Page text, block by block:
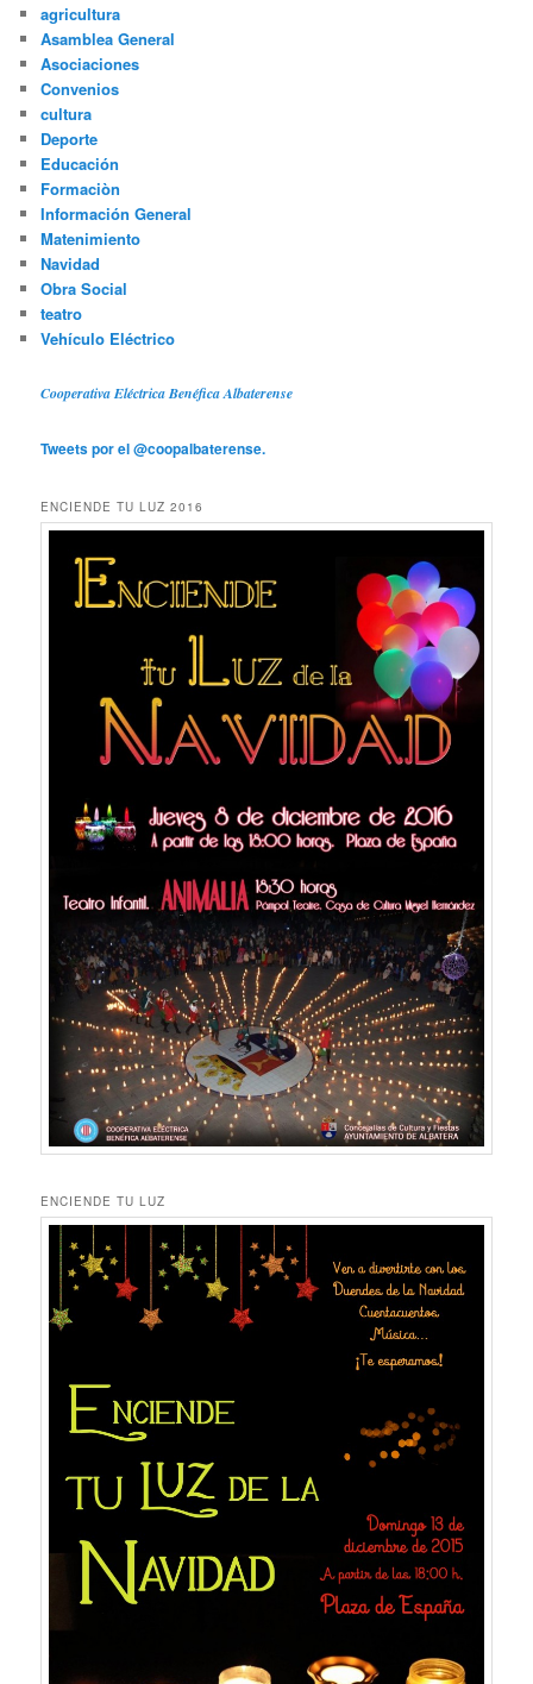
agricultura
Asamblea General
Asociaciones
Convenios
cultura
Deporte
Educación
Formaciòn
Información General
Matenimiento
Navidad
Obra Social
teatro
Vehículo Eléctrico
Cooperativa Eléctrica Benéfica Albaterense
Tweets por el @coopalbaterense.
ENCIENDE TU LUZ 2016
ENCIENDE TU LUZ